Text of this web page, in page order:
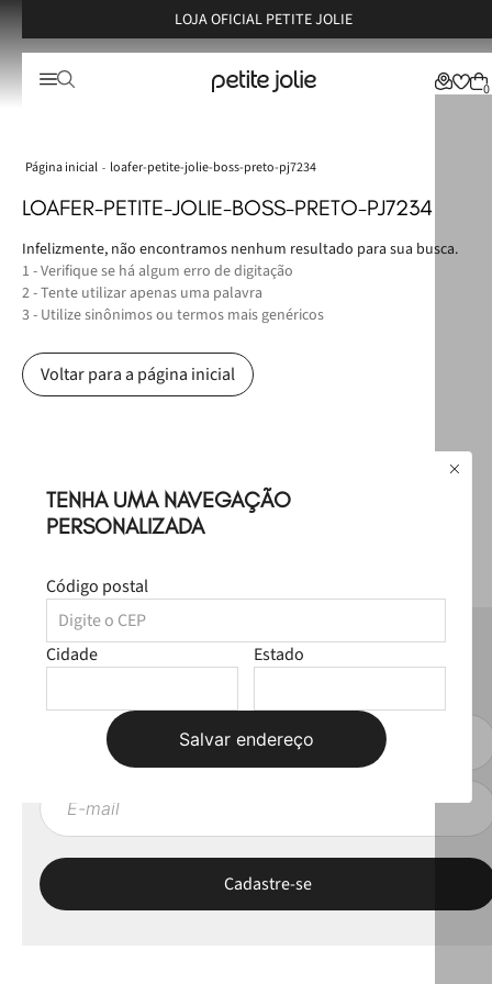
LOJA OFICIAL PETITE JOLIE
TENHA UMA NAVEGAÇÃO
PERSONALIZADA
Código postal
Cidade Estado
Salvar endereço
0
loafer-petite-jolie-boss-preto-pj7234
LOAFER-PETITE-JOLIE-BOSS-PRETO-PJ7234
Infelizmente, não encontramos nenhum resultado para sua busca.
1 - Verifique se há algum erro de digitação
2 - Tente utilizar apenas uma palavra
3 - Utilize sinônimos ou termos mais genéricos
Voltar para a página inicial
NEWSLETTER